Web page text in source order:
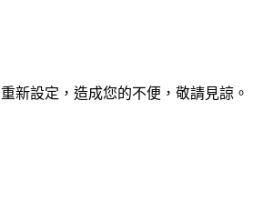
重新設定，造成您的不便，敬請見諒。